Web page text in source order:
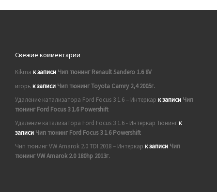
Свежие комментарии
Kikma к записи Чип тюнинг Renault Sandero 1.6 8V
игорь к записи Чип тюнинг Toyota Camry 2,4 2005г.
Удаление катализатора Ford Focus 3 1.6 – Интеркар к записи Чип
тюнинг Ford Focus 3 1.6 Powershift
Удаление катализатора Ford Focus 3 1.6 - Интеркар Тюнингк
записи Чип тюнинг Ford Focus 3 1.6 Powershift
Чип тюнинг VW Amarok 2.0 TDI 2018 – Интеркар к записи Чип
тюнинг VW Amarok 2.0 180hp 2013г.